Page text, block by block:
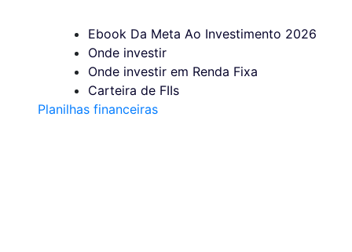
Ebook Da Meta Ao Investimento 2026
Onde investir
Onde investir em Renda Fixa
Carteira de FIIs
Planilhas financeiras